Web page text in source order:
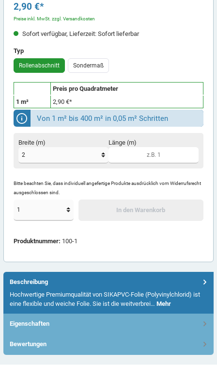
2,90 €*
Preise inkl. MwSt. zzgl. Versandkosten
Sofort verfügbar, Lieferzeit: Sofort lieferbar
Typ
Rollenabschnitt Sondermaß
Preis pro Quadratmeter
1 m²
2,90 €*
Von 1 m² bis 400 m² in 0,05 m² Schritten
Breite (m) Länge (m)
Bitte beachten Sie, dass individuell angefertige Produkte ausdrücklich vom Widerrufsrecht
ausgeschlossen sind.
In den Warenkorb
Produktnummer: 100-1
Beschreibung
Hochwertige Premiumqualität von SIKAPVC-Folie (Polyvinylchlorid) ist
eine flexible und weiche Folie. Sie ist die weitverbrei… Mehr
Eigenschaften
Bewertungen